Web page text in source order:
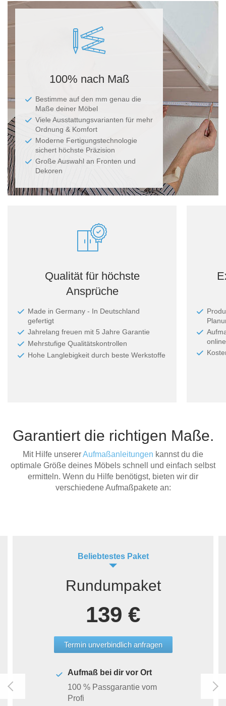
100% nach Maß
Bestimme auf den mm genau die
Maße deiner Möbel
Viele Ausstattungsvarianten für mehr
Ordnung & Komfort
Moderne Fertigungstechnologie
sichert höchste Präzision
Große Auswahl an Fronten und
Dekoren
Qualität für höchste
Ansprüche
Made in Germany - In Deutschland
gefertigt
Jahrelang freuen mit 5 Jahre Garantie
Mehrstufige Qualitätskontrollen
Hohe Langlebigkeit durch beste Werkstoffe
Garantiert die richtigen Maße.
Mit Hilfe unsererAufmaßanleitungen kannst du die
optimale Größe deines Möbels schnell und einfach selbst
ermitteln. Wenn du Hilfe benötigst, bieten wir dir
verschiedene Aufmaßpakete an:
Beliebtestes Paket
Rundumpaket
139 €
Termin unverbindlich anfragen
Aufmaß bei dir vor Ort
100 % Passgarantie vom
Profi